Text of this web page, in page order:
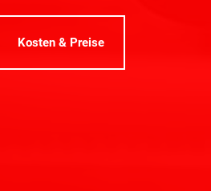
Kosten & Preise